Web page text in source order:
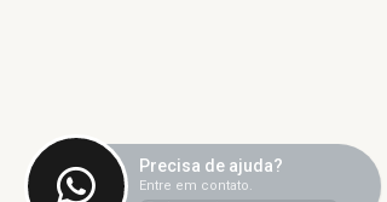
Precisa de ajuda?
Entre em contato.